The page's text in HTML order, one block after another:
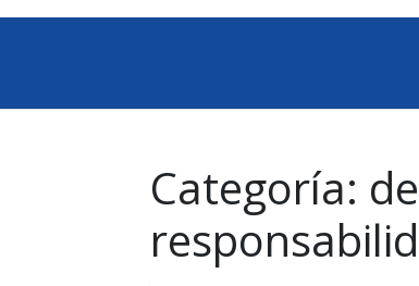
Categoría: